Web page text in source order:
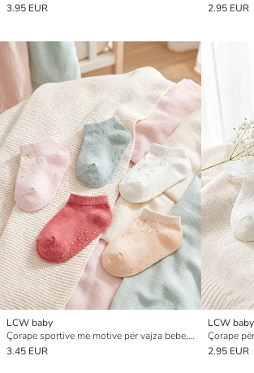
3.95 EUR
2.95 EUR
LCW baby
Çorape sportive me motive për vajza bebe, pesë-pako
3.45 EUR
LCW baby
Çorape
2.95 EUR